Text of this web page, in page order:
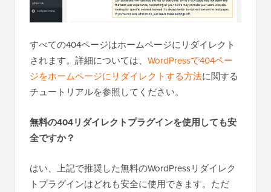
すべての404ページはホームページにリダイレクト
されます。詳細については、 WordPressで404ペー
ジをホームページにリダイレクトする方法に関する
チュートリアルを参照してください。
無料の404リダイレクトプラグインを使用しても安
全ですか？
はい、上記で推奨した無料のWordPressリダイレク
トプラグインはどれも安全に使用できます。ただ